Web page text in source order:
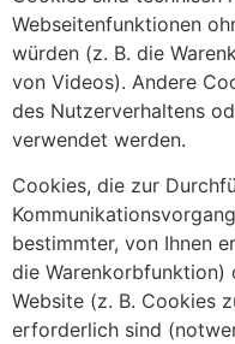
Webseitenfunktionen
würden (z. B. die
von Videos). Andere
des Nutzerverhaltens
verwendet werden.
Cookies, die zur
bestimmter, von Ihnen
die Warenkorbfunktion)
Website (z. B. Cookies
erforderlich sind